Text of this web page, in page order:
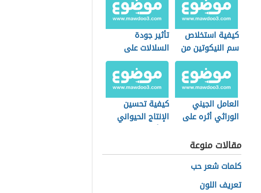
كيفية استخلاص
سم النيكوتين من
التبغ
تأثير جودة
السلالات على
الإنتاج الحيواني
العامل الجيني
الوراثي أثره على
كيفية تحسين
الإنتاج الحيواني
بالتأثير على الغذاء
مقالات منوعة
كلمات شعر حب
تعريف اللون